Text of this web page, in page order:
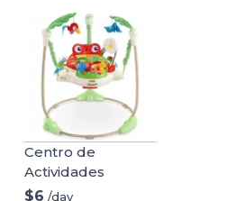
Centro de
Actividades
$6 /day